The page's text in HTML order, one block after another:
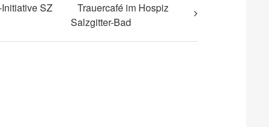
SZ
Trauercafé im Hospiz
Salzgitter-Bad